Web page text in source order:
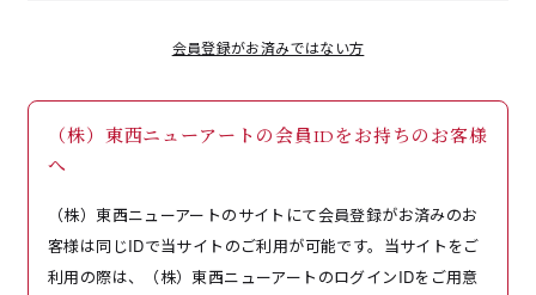
会員登録がお済みではない方
（株）東西ニューアートの会員IDをお持ちのお客様
へ
（株）東西ニューアートのサイトにて会員登録がお済みのお
客様は同じIDで当サイトのご利用が可能です。当サイトをご
利用の際は、（株）東西ニューアートのログインIDをご用意